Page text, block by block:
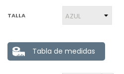
TALLA
Tabla de medidas